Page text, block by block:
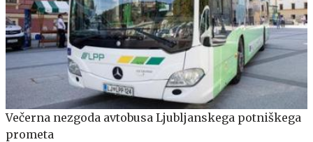
Večerna nezgoda avtobusa Ljubljanskega potniškega
prometa